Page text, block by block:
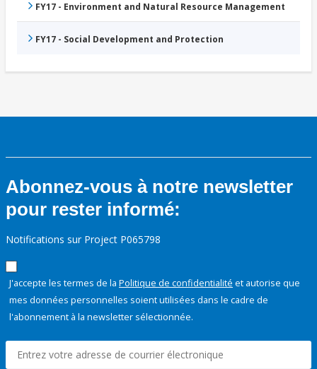
FY17 - Environment and Natural Resource Management
FY17 - Social Development and Protection
Abonnez-vous à notre newsletter
pour rester informé:
Notifications sur Project P065798
J'accepte les termes de la Politique de confidentialité et autorise que
mes données personnelles soient utilisées dans le cadre de
l'abonnement à la newsletter sélectionnée.